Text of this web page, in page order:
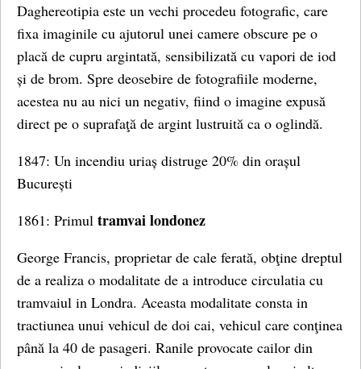
Daghereotipia este un vechi procedeu fotografic, care
fixa imaginile cu ajutorul unei camere obscure pe o
placă de cupru argintată, sensibilizată cu vapori de iod
și de brom. Spre deosebire de fotografiile moderne,
acestea nu au nici un negativ, fiind o imagine expusă
direct pe o suprafaţă de argint lustruită ca o oglindă.
1847: Un incendiu uriaș distruge 20% din orașul
București
1861: Primul tramvai londonez
George Francis, proprietar de cale ferată, obţine dreptul
de a realiza o modalitate de a introduce circulatia cu
tramvaiul in Londra. Aceasta modalitate consta in
tractiunea unui vehicul de doi cai, vehicul care conţinea
până la 40 de pasageri. Ranile provocate cailor din